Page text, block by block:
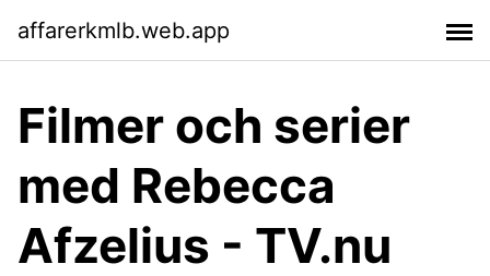
affarerkmlb.web.app
Filmer och serier
med Rebecca
Afzelius - TV.nu